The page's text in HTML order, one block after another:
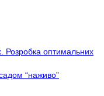
Розробка оптимальних
“наживо”